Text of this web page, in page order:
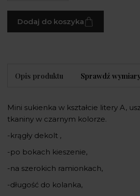
Dodaj do koszyka
Opis produktu Sprawdź
Mini sukienka w kształcie litery A,
tkaniny w czarnym kolorze.
-krągły dekolt ,
-po bokach kieszenie,
-na szerokich ramionkach,
-długość do kolanka,